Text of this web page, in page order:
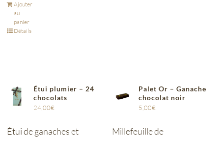
Ajouter
au
panier
Détails
Étui plumier – 24
chocolats
24,00€
Étui de ganaches et
Palet Or – Ganache
chocolat noir
5,00€
Millefeuille de